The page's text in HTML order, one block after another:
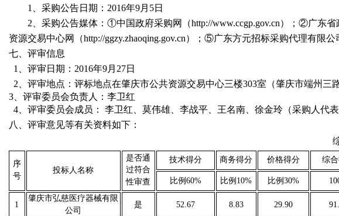
1、采购公告日期：2016年9月5日
2、采购公告媒体：①中国政府采购网（http://www.ccgp.gov.cn）；②广东
资源交易中心网（http://ggzy.zhaoqing.gov.cn）；⑤广东方元招标采购代理有限公
七、评审信息
1、评审日期：2016年9月27日
2、评审地点：评标地点在肇庆市公共资源交易中心三楼303室（肇庆市端州三
3、评审委员会负责人：李卫红
4、评审委员会成员： 李卫红、莫伟雄、李战平、王名南、徐金玲（采购人代表
八、评审意见等有关资料如下：
序
号
投标人名称
是否通
过符合
性审查
技术得分 商务得分 价格得分 综
比例 60% 比例 10% 比例30%
1
肇庆市弘慈医疗器械有限
公司
是 52.67 8.83 29.90